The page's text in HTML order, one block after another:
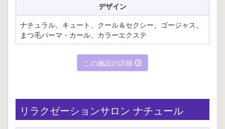
デザイン
ナチュラル、キュート、クール＆セクシー、ゴージャス、
まつ毛パーマ・カール、カラーエクステ
この施設の詳細
リラクゼーションサロン ナチュール